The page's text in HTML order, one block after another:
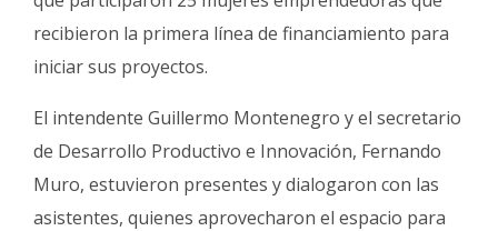
recibieron la primera línea de financiamiento para
iniciar sus proyectos.
El intendente Guillermo Montenegro y el secretario
de Desarrollo Productivo e Innovación, Fernando
Muro, estuvieron presentes y dialogaron con las
asistentes, quienes aprovecharon el espacio para